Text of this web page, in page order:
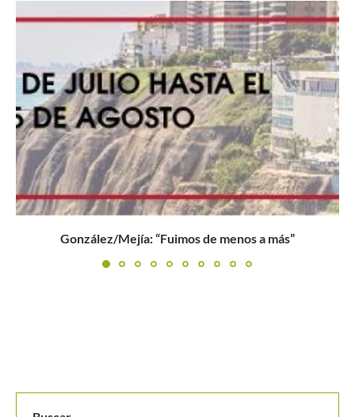
GIRALDO Y GALÁN FINALISTAS EN EL CHALLENGER
SANTO DOMINGO
Buscar
BUSCAR